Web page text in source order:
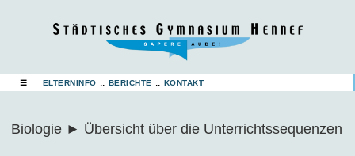
☰ ELTERNINFO :: BERICHTE :: KONTAKT
Biologie ► Übersicht über die Unterrichtssequenzen